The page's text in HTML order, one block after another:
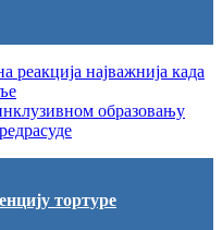
најважнија када
образовању
тортуре